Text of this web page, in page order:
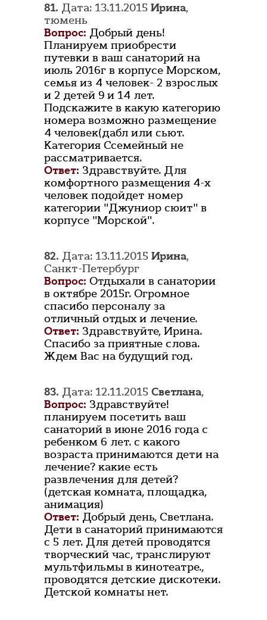
81. Дата: 13.11.2015 Ирина,
тюмень
Вопрос: Добрый день!
Планируем приобрести
путевки в ваш санаторий на
июль 2016г в корпусе Морском,
семья из 4 человек- 2 взрослых
и 2 детей 9 и 14 лет.
Подскажите в какую категорию
номера возможно размещение
4 человек(дабл или сьют.
Категория Ссемейный не
рассматривается.
Ответ: Здравствуйте. Для
комфортного размещения 4-х
человек подойдет номер
категории "Джуниор сюит" в
корпусе "Морской".
82. Дата: 13.11.2015 Ирина,
Санкт-Петербург
Вопрос: Отдыхали в санатории
в октябре 2015г. Огромное
спасибо персоналу за
отличный отдых и лечение.
Ответ: Здравствуйте, Ирина.
Спасибо за приятные слова.
Ждем Вас на будущий год.
83. Дата: 12.11.2015 Светлана,
Вопрос: Здравствуйте!
планируем посетить ваш
санаторий в июне 2016 года с
ребенком 6 лет. с какого
возраста принимаются дети на
лечение? какие есть
развлечения для детей?
(детская комната, площадка,
анимация)
Ответ: Добрый день, Светлана.
Дети в санаторий принимаются
с 5 лет. Для детей проводятся
творческий час, транслируют
мультфильмы в кинотеатре.,
проводятся детские дискотеки.
Детской комнаты нет.